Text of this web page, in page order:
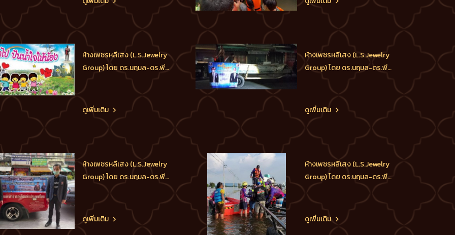
กต.ตร.กทม.(ภาคประชาชน),
ประธานกต.ตร.บก.น.1, ประธาน
กต.ตร.บก.สายตรวจและปฏิบัติ
การพิเศษ(191), ประธาน
กต.ตร.สน.ชนะสงคราม ได้ส่ง
ทีมอาสาร่
กต.ตร.กทม.(ภาคประชาชน),
ประธานกต.ตร.บก.น.1, ประธาน
กต.ตร.บก.สายตรวจและปฏิบัติ
การพิเศษ(191), ประธาน
กต.ตร.สน.ชนะสงคราม ได้ส่ง
ทีมอาสาร่
ห้างเพชรหลีเสง (L.S.Jewelry
Group) โดย ดร.นฤมล-ดร.พีร
วัฒน์-ดร.ธัชวิน สุรเศรษฐ
M.D.L.S.Jewelry Group (ห้าง
เพชรหลีเสง), ประธาน
กต.ตร.กทม.(ภาคประชาชน),
ประธานกต.ตร.บก.น.1, ประธาน
กต.ตร.บก.สายตรวจและปฏิบัติ
การพิเศษ(191), ประธาน
กต.ตร.สน.ชนะสงคราม ร่วมกับ
กลุ่มอาส
ดูเพิ่มเติม
ห้างเพชรหลีเสง (L.S.Jewelry
Group) โดย ดร.นฤมล-ดร.พีร
วัฒน์-ดร.ธัชวิน สุรเศรษฐ
M.D.L.S.Jewelry Group (ห้าง
เพชรหลีเสง), ประธาน
กต.ตร.กทม.(ภาคประชาชน),
ประธานกต.ตร.บก.น.1, ประธาน
กต.ตร.บก.สายตรวจและปฏิบัติ
การพิเศษ(191), ประธาน
กต.ตร.สน.ชนะสงคราม ได้ส่ง
ทีมอาสาลง
ดูเพิ่มเติม
ห้างเพชรหลีเสง (L.S.Jewelry
Group) โดย ดร.นฤมล-ดร.พีร
วัฒน์-ดร.ธัชวิน สุรเศรษฐ
M.D.L.S.Jewelry Group (ห้าง
เพชรหลีเสง), ประธาน
กต.ตร.กทม.(ภาคประชาชน),
ดูเพิ่มเติม
ห้างเพชรหลีเสง (L.S.Jewelry
Group) โดย ดร.นฤมล-ดร.พีร
วัฒน์-ดร.ธัชวิน สุรเศรษฐ
M.D.L.S.Jewelry Group (ห้าง
เพชรหลีเสง), ประธาน
กต.ตร.กทม.(ภาคประชาชน),
ดูเพิ่มเติม